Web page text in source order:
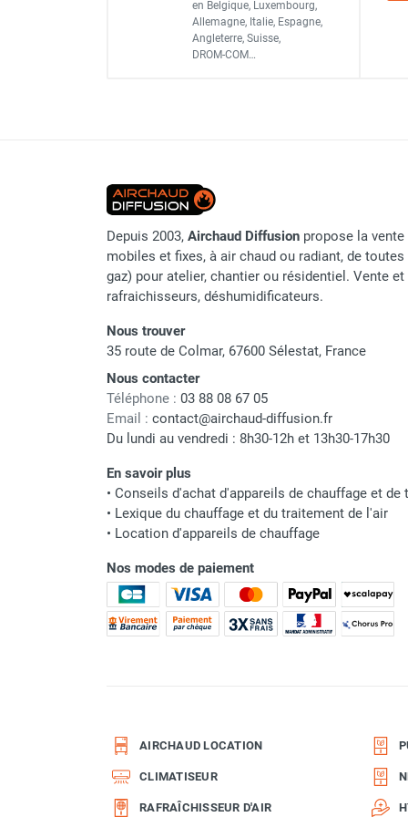
Chaudière mobile à eau
Chauffage mobile au bois
Gaine pour chauffage mobile
Rideau d'air et rideau rayonnant
Rideau d'air chaud
Rideau d'air chaud électrique
Rideau d'air chaud encastrable
Rideau d'air eau chaude
Rideau d'air chaud pour pompe à
Rideau d'air pour portes tournantes
Rideau d'air froid
Rideau isolant thermique
Parasol chauffant et radiant
Parasol chauffant à gaz
Parasol chauffant et radiant sur
mât électrique
Chauffe terrasse aux pellets
Chauffage infrarouge fixe mur et
plafond
Chauffage radiant électrique
Chauffage Infrarouge électrique fixe
Chauffage tube radiant et radiant
lumineux au gaz
Chauffage radiant tube suspendu
au gaz
Vitesse max
en [°C]
Raccordement au réseau
Courant nominal absorbé
en Belgique, Luxembourg,
Allemagne, Italie, Espagne,
Angleterre, Suisse,
DROM-COM…
Depuis 2003, Airchaud Diffusion propose la
mobiles et fixes, à air chaud ou radiant, de
gaz) pour atelier, chantier ou résidentiel. Vente
rafraichisseurs, déshumidificateurs.
Nous trouver
35 route de Colmar, 67600 Sélestat, France
Nous contacter
Téléphone : 03 88 08 67 05
Email : contact@airchaud-diffusion.fr
Du lundi au vendredi : 8h30-12h et 13h30-17h30
En savoir plus
• Conseils d'achat d'appareils de chauffage et de
• Lexique du chauffage et du traitement de l'air
• Location d'appareils de chauffage
Nos modes de paiement
AIRCHAUD LOCATION
CLIMATISEUR
RAFRAÎCHISSEUR D'AIR